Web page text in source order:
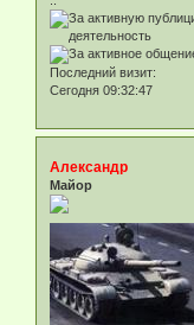
Последний визит:
Сегодня 09:32:47
Александр
Майор